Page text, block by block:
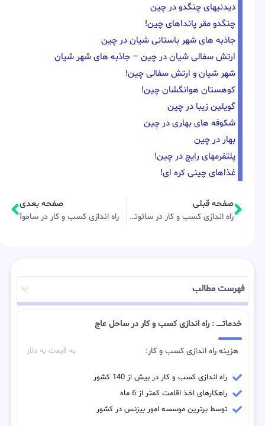
دیدنیهای چنگدو در چین
چنگدو مقر پانداهای چین!
جاذبه های شهر باستانی شیان در چین
ارتش سفالی شیان در چین – جاذبه های شهر شیان
شهر شیان و ارتش سفالی چین!
کوهستان هوانگشان چین!
گویلین زیبا در چین
شکوفه های بهاری در چین
بهار در چین
پلتفرمهای رایج در چین!
غذاهای چینی کره ای!
صفحه قبلی
راه اندازی کسب و کار در سائوتومه و پرنسیپ
صفحه بعدی
راه اندازی کسب و کار در ساموآ
فهرست مطالب
خدماتـــــ : راه اندازی کسب و کار در ساحل عاج
هزینه راه اندازی کسب و کار: به قیمت به دلار
راه اندازی کسب و کار در بیش از 140 کشور
راهکارهای اخذ اقامت کمتر از 6 ماه
توسط برترین موسسه امور بیزنس در کشور